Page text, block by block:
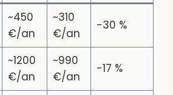
~450
€/an
~310
€/an
-30 %
~1200
€/an
~990
€/an
-17 %